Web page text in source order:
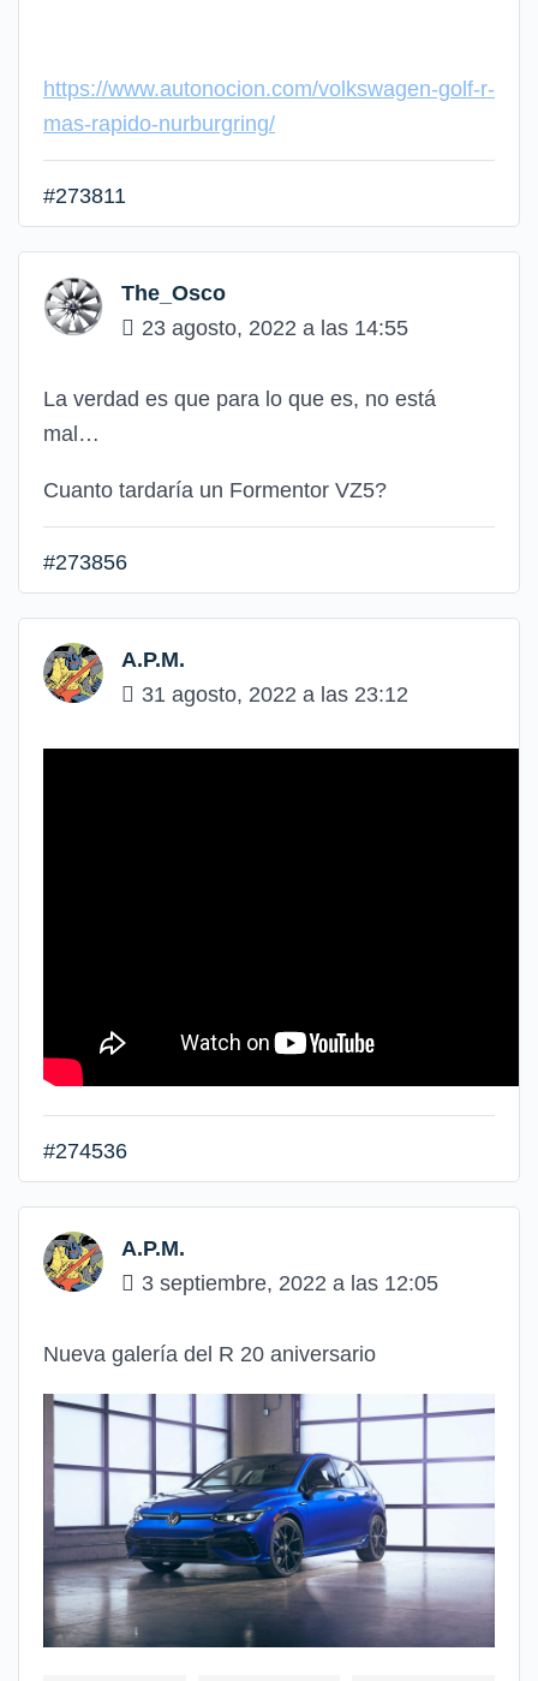
https://www.autonocion.com/volkswagen-golf-r-
mas-rapido-nurburgring/
#273811
The_Osco
23 agosto, 2022 a las 14:55
La verdad es que para lo que es, no está
mal…
Cuanto tardaría un Formentor VZ5?
#273856
A.P.M.
31 agosto, 2022 a las 23:12
#274536
A.P.M.
3 septiembre, 2022 a las 12:05
Nueva galería del R 20 aniversario